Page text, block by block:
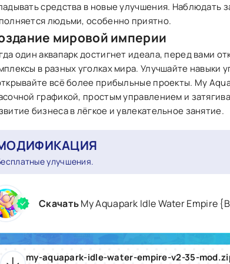
средства в новые улучшения. Наблюдать
людьми, особенно приятно.
мировой империи
один аквапарк достигнет идеала, перед вами
в разных уголках мира. Улучшайте навыки
всё более прибыльные проекты. My
графикой, простым управлением и
бизнеса в лёгкое и увлекательное занятие.
улучшения.
СкачатьMy Aquapark Idle Water Empire
my-aquapark-idle-water-empire-v2-35-